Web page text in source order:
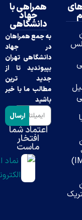
همراهی با
دانشگاهی
به جمع همراهان
در جهاد
دانشگاهی تهران
بپیوندید تا از
جدید ترین
مطالب ما با خبر
باشید
ارسال
اعتماد شما